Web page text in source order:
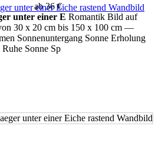
ab 36 €
unter einer E Romantik Bild auf
30 x 20 cm bis 150 x 100 cm —
Sonnenuntergang Sonne Erholung
Sonne Sp